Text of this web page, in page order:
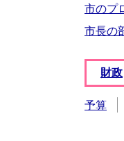
市のプ
市長の
財政
予算